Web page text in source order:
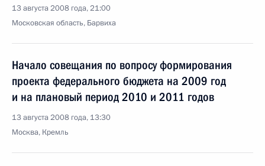
13 августа 2008 года, 21:00
Московская область, Барвиха
Начало совещания по вопросу формирования
проекта федерального бюджета на 2009 год
и на плановый период 2010 и 2011 годов
13 августа 2008 года, 13:30
Москва, Кремль